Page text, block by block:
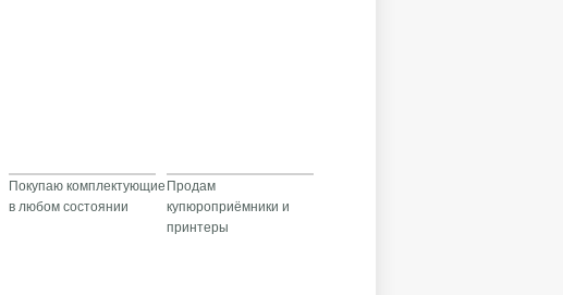
Покупаю комплектующие
в любом состоянии
Продам
купюроприёмники и
принтеры